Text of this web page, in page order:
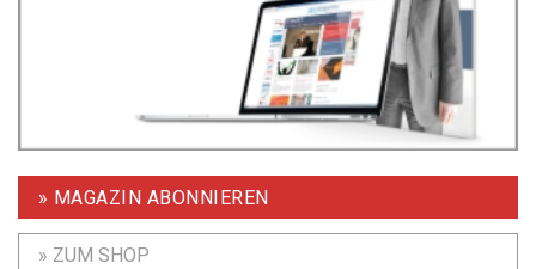
» MAGAZIN ABONNIEREN
» ZUM SHOP